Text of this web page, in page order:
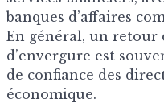
banques d’affaires
En général, un retour
d’envergure est
de confiance des
économique.